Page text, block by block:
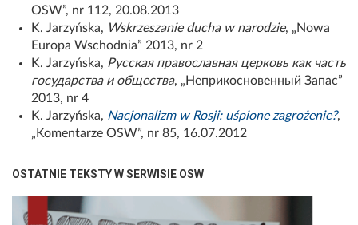
OSW”, nr 112, 20.08.2013
K. Jarzyńska, Wskrzeszanie ducha w narodzie, „Nowa
Europa Wschodnia” 2013, nr 2
K. Jarzyńska, Русская православная церковь как часть
государства и общества, „Неприкосновенный Запас”
2013, nr 4
K. Jarzyńska, Nacjonalizm w Rosji: uśpione zagrożenie?,
„Komentarze OSW”, nr 85, 16.07.2012
OSTATNIE TEKSTY W SERWISIE OSW